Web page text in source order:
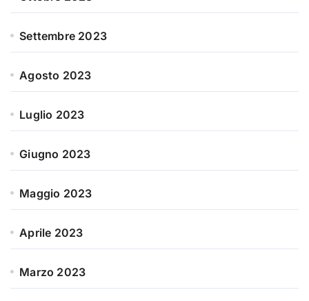
Settembre 2023
Agosto 2023
Luglio 2023
Giugno 2023
Maggio 2023
Aprile 2023
Marzo 2023